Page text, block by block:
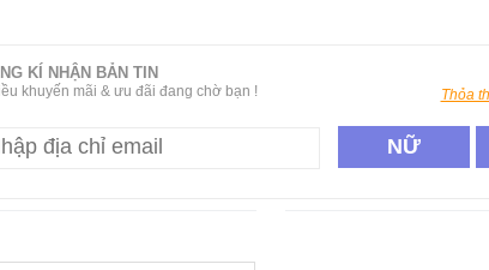
KÍ NHẬN BẢN TIN
khuyến mãi & ưu đãi đang chờ bạn ! Thỏa
NỮ